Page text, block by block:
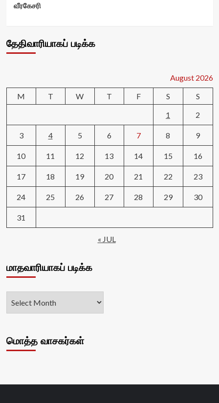
வீரகேசரி
தேதிவாரியாகப் படிக்க
August 2026
M
T W T F S
S
1
2
3 4 5 6 7 8 9
10 11 12 13 14 15 16
17 18 19 20 21 22 23
24 25 26 27 28 29 30
31
« JUL
மாதவாரியாகப் படிக்க
மொத்த வாசகர்கள்